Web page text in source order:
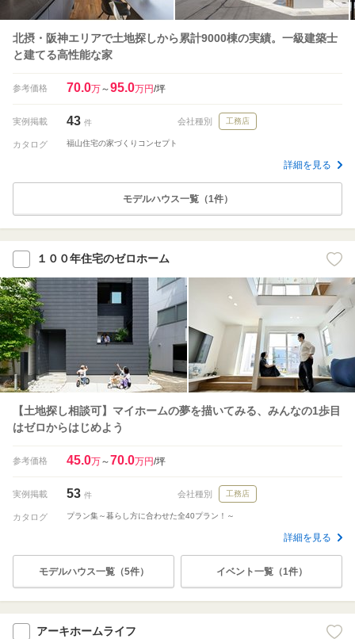
北摂・阪神エリアで土地探しから累計9000棟の実績。一級建築士
と建てる高性能な家
参考価格 70.0万～95.0万円/坪
実例掲載 43 件 会社種別 工務店
カタログ 福山住宅の家づくりコンセプト
詳細を見る
モデルハウス一覧（1件）
１００年住宅のゼロホーム
【土地探し相談可】マイホームの夢を描いてみる、みんなの1歩目
はゼロからはじめよう
参考価格 45.0万～70.0万円/坪
実例掲載 53 件 会社種別 工務店
カタログ プラン集～暮らし方に合わせた全40プラン！～
詳細を見る
モデルハウス一覧（5件） イベント一覧（1件）
アーキホームライフ